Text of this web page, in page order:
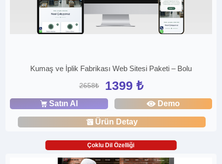
Kumaş ve İplik Fabrikası Web Sitesi Paketi – Bolu
2658₺ 1399 ₺
Satın Al Demo
Ürün Detay
Çoklu Dil Özelliği